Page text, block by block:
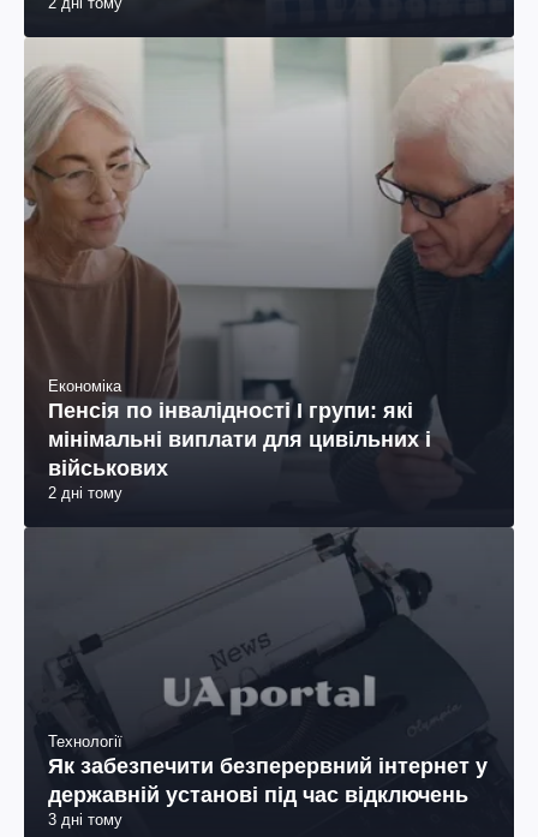
Економіка
Пенсія по інвалідності I групи: які
мінімальні виплати для цивільних і
військових
2 дні тому
Технології
Як забезпечити безперервний інтернет у
державній установі під час відключень
3 дні тому